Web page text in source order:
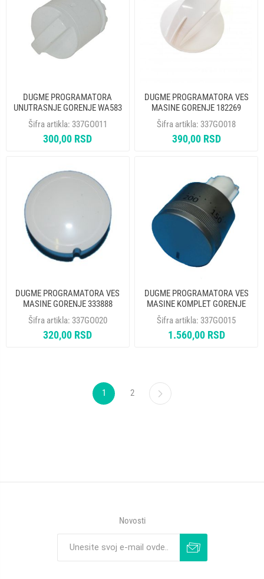
DUGME PROGRAMATORA
UNUTRASNJE GORENJE WA583
660148 ORIGINAL - MP
Šifra artikla: 337GO011
300,00 RSD
DUGME PROGRAMATORA VES
MASINE GORENJE 182269
ORIGINAL - MP
Šifra artikla: 337GO018
390,00 RSD
DUGME PROGRAMATORA VES
MASINE GORENJE 333888
ORIGINAL - MP
Šifra artikla: 337GO020
320,00 RSD
DUGME PROGRAMATORA VES
MASINE KOMPLET GORENJE
473302 ORIGINAL
Šifra artikla: 337GO015
1.560,00 RSD
1 2
Novosti